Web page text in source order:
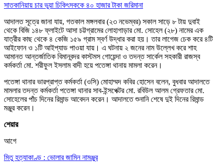
সাতকানিয়ায় চার ভুয়া চিকিৎসককে ৪০ হাজার টাকা জরিমানা
আদালত সূত্রে জানা যায়, গতকাল মঙ্গলবার (২৩ নভেম্বর) সকাল সাড়ে ৮ টায় দুবাই
থেকে বিজি ১৪৮ ফ্লাইটে আসা চট্টগ্রামের লোহাগাড়ার মো. সোহেল (২৮) নামের এক
যাত্রীর কাছ থেকে ৪ কেজি ১৫৯ গ্রাম স্বর্ণ উদ্ধার করা হয়। তার লাগেজ চেক করে ৪টি
আইফোন ও ১টি আইপ্যাড পাওয়া যায়। এ ঘটনায় ২ জনের নাম উল্লেখ করে শাহ
আমানত আন্তর্জাতিক বিমানবন্দর কাস্টমস গোয়েন্দা ও তদন্ত সার্কেল সহকারী রাজস্ব
কর্মকর্তা মো. শরীফুল ইসলাম বাদী হয়ে পতেঙ্গা থানায় মামলা করেন।
পতেঙ্গা থানার ভারপ্রাপ্ত কর্মকর্তা (ওসি) মোহাম্মদ কবির হোসেন বলেন, বুধবার আদালতে
মামলার তদন্ত কর্মকর্তা পতেঙ্গা থানার সাব-ইন্সপেক্টর মো. রবিউল আলম গ্রেফতার মো.
সোহেলের পাঁচ দিনের রিমান্ড আবেদন করেন। আদালতে শুনানি শেষে দুই দিনের রিমান্ড
মঞ্জুর করেন।
শেয়ার
আগে
মিতু হত্যাকাণ্ড : ভোলার জামিন নামঞ্জুর